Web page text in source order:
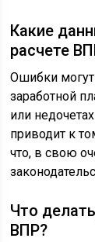
Какие
расчете
Ошибки
заработной
или
приводит к
что, в свою
Что
ВПР?